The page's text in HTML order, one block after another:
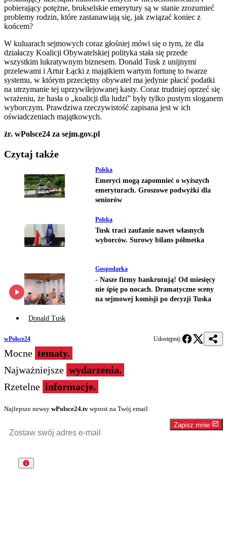
pobierający potężne, brukselskie emerytury są w stanie zrozumieć
problemy rodzin, które zastanawiają się, jak związać koniec z
końcem?
W kuluarach sejmowych coraz głośniej mówi się o tym, że dla
działaczy Koalicji Obywatelskiej polityka stała się przede
wszystkim lukratywnym biznesem. Donald Tusk z unijnymi
przelewami i Artur Łącki z majątkiem wartym fortunę to twarze
systemu, w którym przeciętny obywatel ma jedynie płacić podatki
na utrzymanie tej uprzywilejowanej kasty. Coraz trudniej oprzeć się
wrażeniu, że hasła o „koalicji dla ludzi” były tylko pustym sloganem
wyborczym. Prawdziwa rzeczywistość zapisana jest w ich
oświadczeniach majątkowych.
źr. wPolsce24 za sejm.gov.pl
Czytaj także
Polska
Emeryci mogą zapomnieć o wyższych
emeryturach. Groszowe podwyżki dla
seniorów
Polska
Tusk traci zaufanie nawet własnych
wyborców. Surowy bilans półmetka
Gospodarka
- Nasze firmy bankrutują! Od miesięcy
nie śpię po nocach. Dramatyczne sceny
na sejmowej komisji po decyzji Tuska
Donald Tusk
wPolsce24 Udostępnij:
Mocne tematy.
Najważniejsze wydarzenia.
Rzetelne informacje.
Najlepsze newsy wPolsce24.tv wprost na Twój email
Zapisz mnie